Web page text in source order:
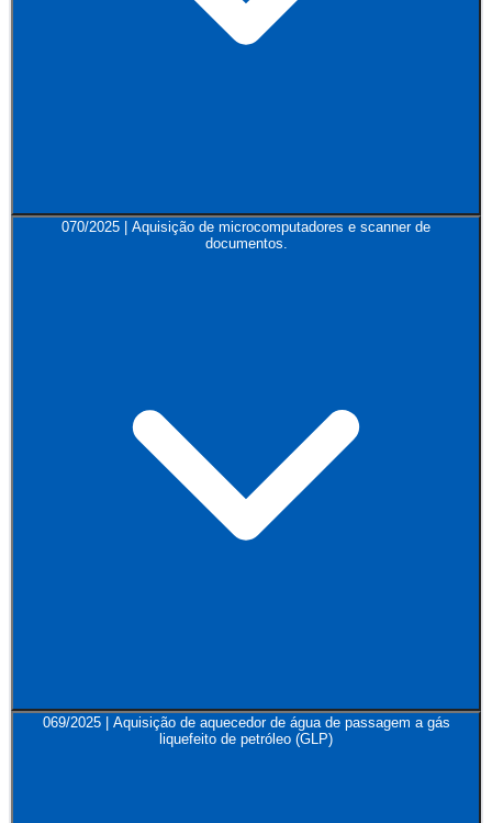
070/2025 | Aquisição de microcomputadores e scanner de
documentos.
069/2025 | Aquisição de aquecedor de água de passagem a gás
liquefeito de petróleo (GLP)